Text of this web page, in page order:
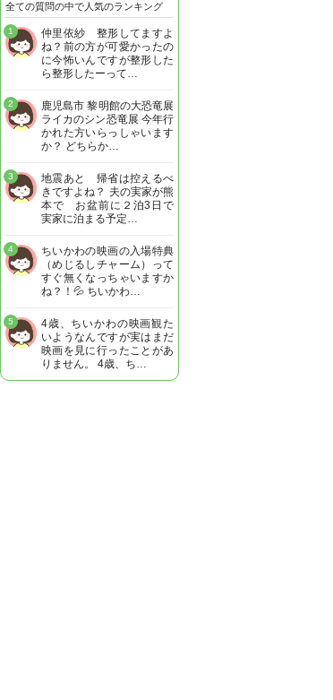
全ての質問の中で人気のランキング
仲里依紗 整形してますよ
ね？前の方が可愛かったの
に今怖いんですが整形した
ら整形したーって…
1
鹿児島市 黎明館の大恐竜展
ライカのシン恐竜展 今年行
かれた方いらっしゃいます
か？ どちらか…
2
地震あと 帰省は控えるべ
きですよね？ 夫の実家が熊
本で お盆前に２泊3日で
実家に泊まる予定…
3
ちいかわの映画の入場特典
（めじるしチャーム）って
すぐ無くなっちゃいますか
ね？！💦 ちいかわ…
4
4歳、ちいかわの映画観た
いようなんですが実はまだ
映画を見に行ったことがあ
りません。 4歳、ち…
5